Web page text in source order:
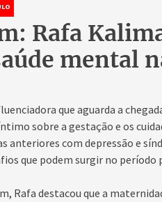
Rafa
mental
que aguarda a
sobre a gestação e os
anteriores com depressão e
que podem surgir no período
Rafa destacou que a